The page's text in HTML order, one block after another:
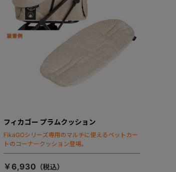
フィカゴー プラムクッション
FikaGOシリーズ専用のマルチに使えるペットカー
トのコーナークッション登場。
￥6,930